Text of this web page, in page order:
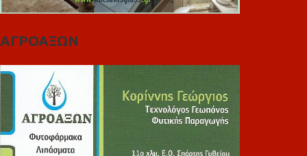
ΑΓΡΟΑΞΩΝ